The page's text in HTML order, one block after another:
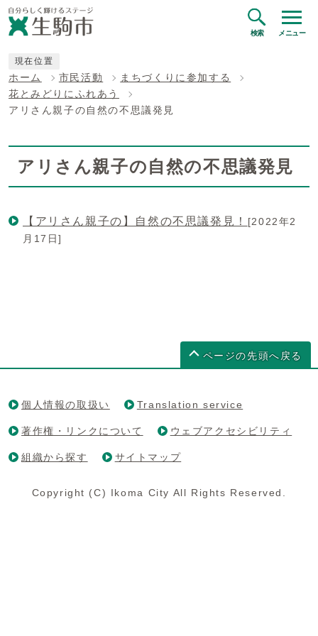
検索 メニュー
現在位置
ホーム 市民活動
まちづくりに参加する
花とみどりにふれあう
アリさん親子の自然の不思議発見
アリさん親子の自然の不思議発見
【アリさん親子の】自然の不思議発見！
[2022年2
月17日]
ページの先頭へ戻る
個人情報の取扱い Translation service
著作権・リンクについて ウェブアクセシビリティ
組織から探す サイトマップ
Copyright (C) Ikoma City All Rights Reserved.